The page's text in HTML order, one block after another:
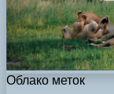
Облако меток